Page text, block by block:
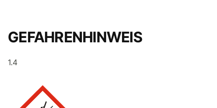
GEFAHRENHINWEIS
1.4